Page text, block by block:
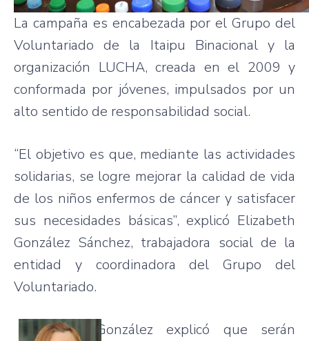
La campaña es encabezada por el Grupo del
Voluntariado de la Itaipu Binacional y la
organización LUCHA, creada en el 2009 y
conformada por jóvenes, impulsados por un
alto sentido de responsabilidad social.
“El objetivo es que, mediante las actividades
solidarias, se logre mejorar la calidad de vida
de los niños enfermos de cáncer y satisfacer
sus necesidades básicas”, explicó Elizabeth
González Sánchez, trabajadora social de la
entidad y coordinadora del Grupo del
Voluntariado.
González explicó que serán